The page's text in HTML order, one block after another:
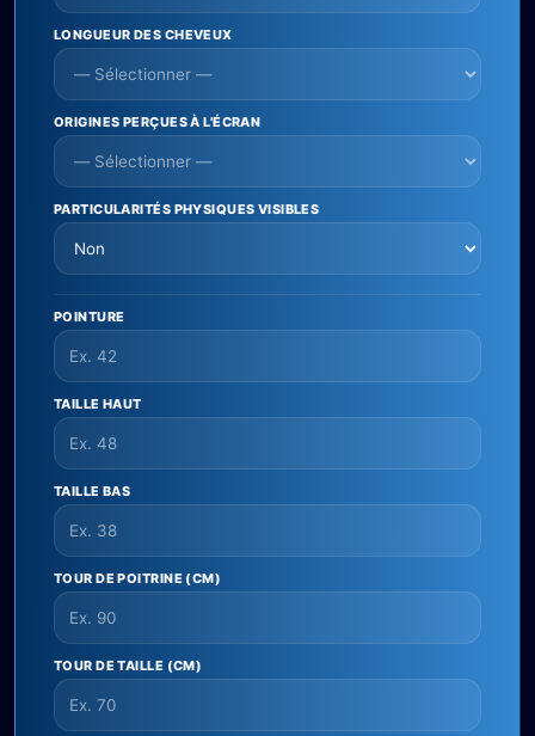
LONGUEUR DES CHEVEUX
ORIGINES PERÇUES À L'ÉCRAN
PARTICULARITÉS PHYSIQUES VISIBLES
POINTURE
TAILLE HAUT
TAILLE BAS
TOUR DE POITRINE (CM)
TOUR DE TAILLE (CM)